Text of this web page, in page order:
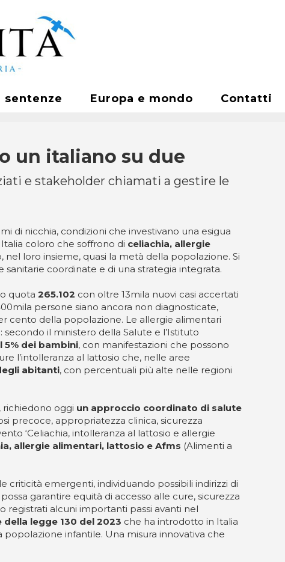
sentenze Europa e mondo Contatti
un italiano su due
e stakeholder chiamati a gestire le
di nicchia, condizioni che investivano una esigua
coloro che soffrono di celiachia, allergie
nel loro insieme, quasi la metà della popolazione. Si
coordinate e di una strategia integrata.
quota 265.102 con oltre 13mila nuovi casi accertati
persone siano ancora non diagnosticate,
cento della popolazione. Le allergie alimentari
il ministero della Salute e l’Istituto
5% dei bambini, con manifestazioni che possono
l’intolleranza al lattosio che, nelle aree
abitanti, con percentuali più alte nelle regioni
oggi un approccio coordinato di salute
precoce, appropriatezza clinica, sicurezza
‘Celiachia, intolleranza al lattosio e allergie
allergie alimentari, lattosio e Afms (Alimenti a
criticità emergenti, individuando possibili indirizzi di
garantire equità di accesso alle cure, sicurezza
registrati alcuni importanti passi avanti nel
della legge 130 del 2023 che ha introdotto in Italia
popolazione infantile. Una misura innovativa che